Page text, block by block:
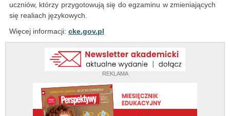
REKLAMA
uczniów, którzy przygotowują się do egzaminu w zmieniających
się realiach językowych.
Więcej informacji: cke.gov.pl